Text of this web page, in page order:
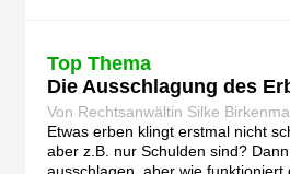
Top Thema
Die Ausschlagung des
Von Rechtsanwältin Silke
Etwas erben klingt erstmal nicht
aber z.B. nur Schulden sind?